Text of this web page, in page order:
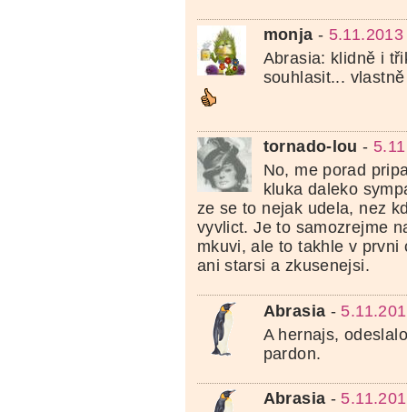
monja -
Abrasia: klidně i
souhlasit...
tornado-lou -
No, me porad
kluka daleko
ze se to nejak udela, nez
vyvlict. Je to samozrejme
mkuvi, ale to takhle v prvni
ani starsi a zkusenejsi.
Abrasia -
A hernajs,
pardon.
Abrasia -